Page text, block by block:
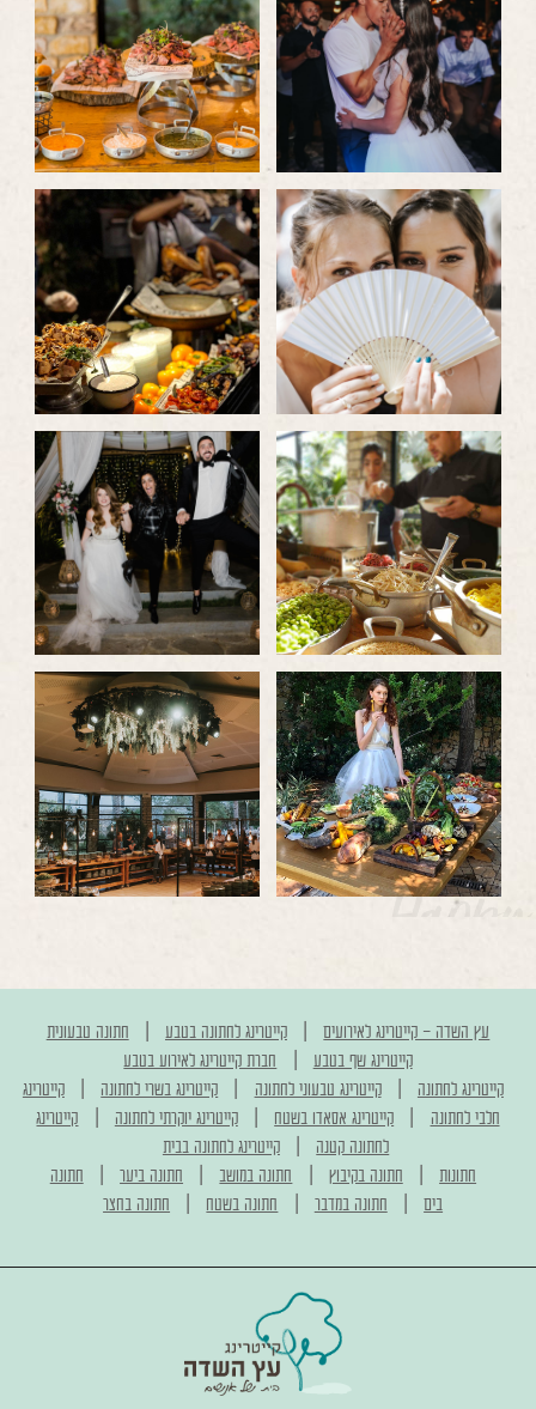
התמונה
בגדול
-
התמונה
בגדול
-
לפתיחת
התמונה
בגדול
-
לפתיחת
התמונה
בגדול
-
לפתיחת
התמונה
בגדול
-
לפתיחת
התמונה
בגדול
-
לפתיחת
התמונה
בגדול
-
לפתיחת
התמונה
בגדול
-
עץ השדה - קייטרינג לאירועים קייטרינג לחתונה בטבע
חתונה טבעונית
קייטרינג שף בטבע
חברת קייטרינג לאירוע בטבע
קייטרינג לחתונה
קייטרינג טבעוני לחתונה קייטרינג בשרי לחתונה
קייטרינג
חלבי לחתונה
קייטרינג אסאדו בשטח קייטרינג יוקרתי לחתונה
קייטרינג
לחתונה קטנה
קייטרינג לחתונה בבית
חתונות
חתונה בקיבוץ חתונה במושב חתונה ביער
חתונה
בים
חתונה במדבר חתונה בשטח חתונה בחצר